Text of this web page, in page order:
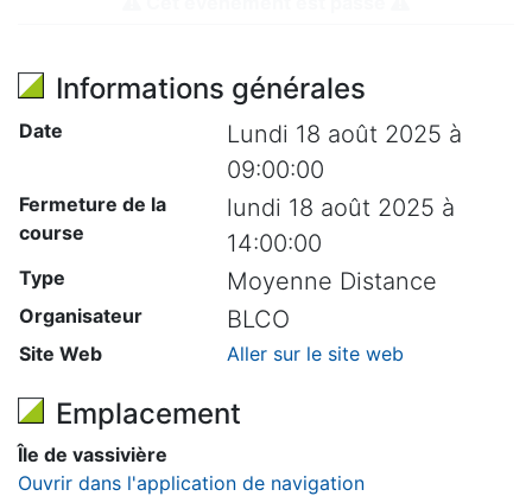
Informations générales
Date
Lundi 18 août 2025 à
09:00:00
Fermeture de la
course
lundi 18 août 2025 à
14:00:00
Type Moyenne Distance
Organisateur BLCO
Site Web Aller sur le site web
Emplacement
Île de vassivière
Ouvrir dans l'application de navigation